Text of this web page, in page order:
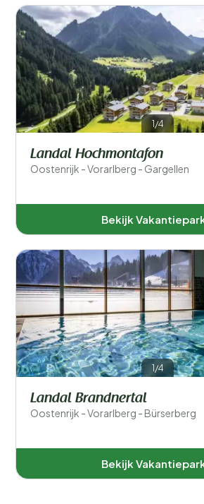
1/4
Landal Hochmontafon
Oostenrijk - Vorarlberg - Gargellen
Bekijk
1/4
Landal Brandnertal
Oostenrijk - Vorarlberg - Bürserberg
Bekijk